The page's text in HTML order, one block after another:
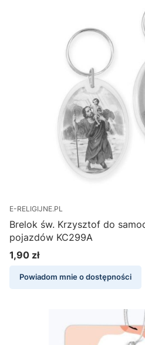
E-RELIGIJNE.PL
Brelok św. Krzysztof do
pojazdów KC299A
Cena
1,90 zł
Powiadom mnie o dostępności